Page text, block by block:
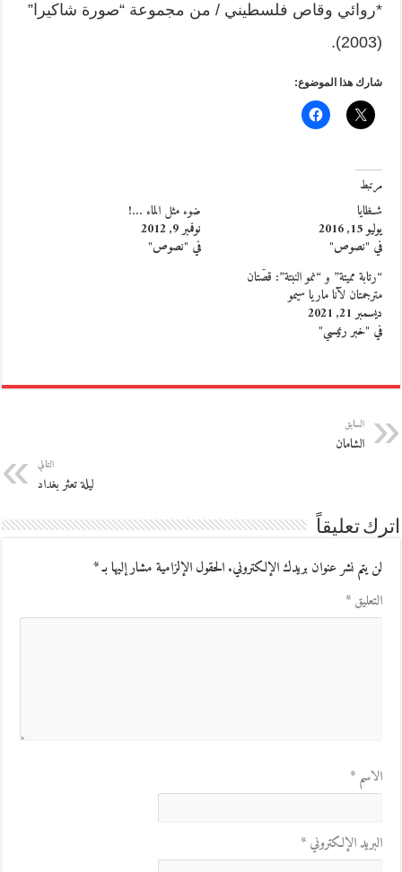
*روائي وقاص فلسطيني / من مجموعة “صورة شاكيرا”
(2003).
شارك هذا الموضوع:
مرتبط
شـظايا
يوليو 15, 2016
في "نصوص"
ضوء مثل الماء …!
نوفمبر 9, 2012
في "نصوص"
“رتابة مميتة” و “نمو النبتة”: قصّتان
مترجمتان لآنا ماريا سيمو
ديسمبر 21, 2021
في "خبر رئيسي"
السابق
الشامان
التالي
ليلة تعثر بغداد
اترك تعليقاً
لن يتم نشر عنوان بريدك الإلكتروني.الحقول الإلزامية مشار إليها بـ*
التعليق*
الاسم*
البريد الإلكتروني*